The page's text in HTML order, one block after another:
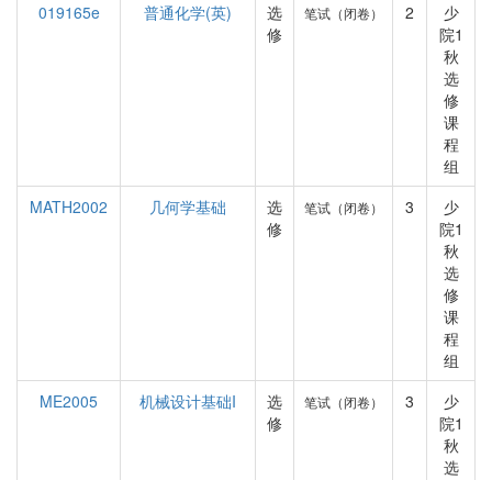
019165e
普通化学(英)
选
修
笔试（闭卷） 2
少
院1
秋
选
修
课
程
组
MATH2002
几何学基础
选
修
笔试（闭卷） 3
少
院1
秋
选
修
课
程
组
ME2005
机械设计基础I
选
修
笔试（闭卷） 3
少
院1
秋
选